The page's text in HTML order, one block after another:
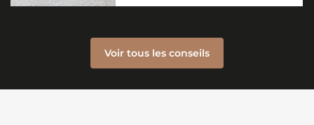
Voir tous les conseils